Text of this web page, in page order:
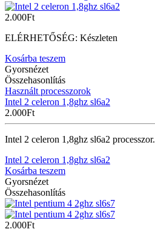
2.000Ft
ELÉRHETŐSÉG: Készleten
Kosárba teszem
Gyorsnézet
Összehasonlítás
Használt processzorok
Intel 2 celeron 1,8ghz sl6a2
2.000Ft
Intel 2 celeron 1,8ghz sl6a2 processzor.
Intel 2 celeron 1,8ghz sl6a2
Kosárba teszem
Gyorsnézet
Összehasonlítás
2.000Ft